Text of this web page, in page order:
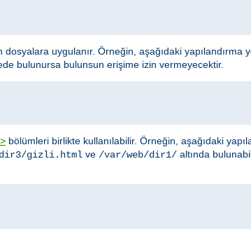
uygulanır. Örneğin, aşağıdaki yapılandırma
bulunursa bulunsun erişime izin vermeyecektir.
bölümleri birlikte kullanılabilir. Örneğin, aşağıdaki
gizli.html ve /var/web/dir1/ altında